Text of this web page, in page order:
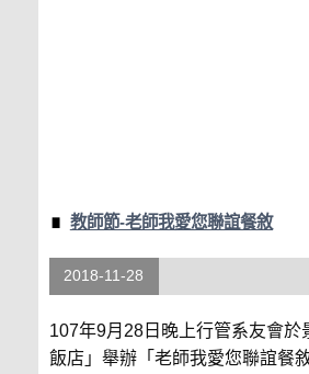
教師節-老師我愛您聯誼餐敘
2018-11-28
107年9月28日晚上行管系友會於
飯店」舉辦「老師我愛您聯誼餐